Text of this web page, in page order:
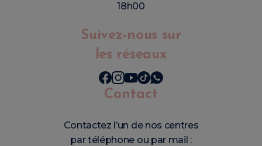
18h00
Suivez-nous sur
les réseaux
Contact
Contactez l’un de nos centres
par téléphone ou par mail :